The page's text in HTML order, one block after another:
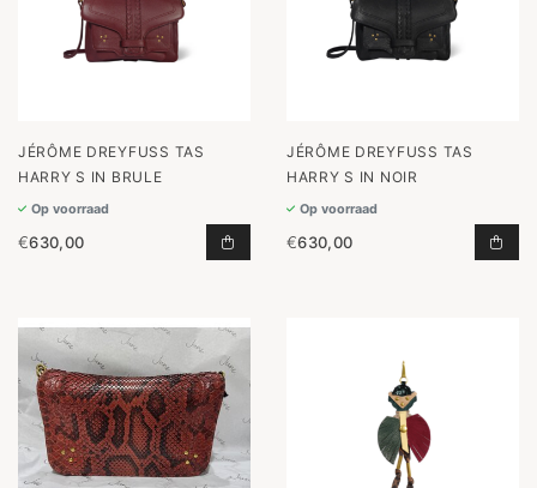
JÉRÔME DREYFUSS TAS
HARRY S IN BRULE
Op voorraad
€630,00 TAS HARRY S IN BRULE
JÉRÔME DREYFUSS TAS
HARRY S IN NOIR
Op voorraad
€630,00